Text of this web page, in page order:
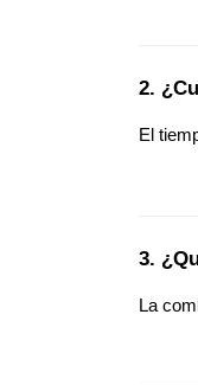
2.
El
3.
La